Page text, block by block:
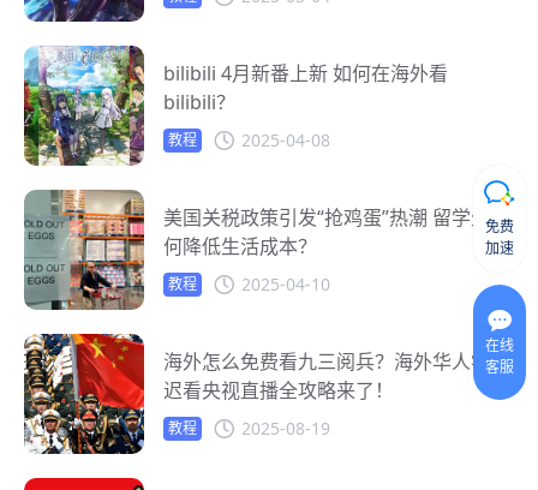
bilibili 4月新番上新 如何在海外看
bilibili？
教程 2025-04-08
美国关税政策引发“抢鸡蛋”热潮 留学生如
何降低生活成本？
教程 2025-04-10
海外怎么免费看九三阅兵？海外华人零延
迟看央视直播全攻略来了！
教程 2025-08-19
免费
加速
在线
客服